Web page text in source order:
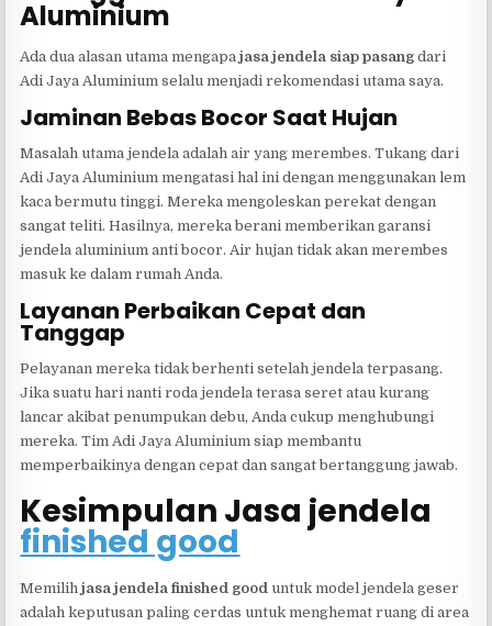
Aluminium
Ada dua alasan utama mengapajasa jendela siap pasang dari
Adi Jaya Aluminium selalu menjadi rekomendasi utama saya.
Jaminan Bebas Bocor Saat Hujan
Masalah utama jendela adalah air yang merembes. Tukang dari
Adi Jaya Aluminium mengatasi hal ini dengan menggunakan lem
kaca bermutu tinggi. Mereka mengoleskan perekat dengan
sangat teliti. Hasilnya, mereka berani memberikan garansi
jendela aluminium anti bocor. Air hujan tidak akan merembes
masuk ke dalam rumah Anda.
Layanan Perbaikan Cepat dan
Tanggap
Pelayanan mereka tidak berhenti setelah jendela terpasang.
Jika suatu hari nanti roda jendela terasa seret atau kurang
lancar akibat penumpukan debu, Anda cukup menghubungi
mereka. Tim Adi Jaya Aluminium siap membantu
memperbaikinya dengan cepat dan sangat bertanggung jawab.
Kesimpulan Jasa jendela
finished good
Memilihjasa jendelafinished good untuk model jendela geser
adalah keputusan paling cerdas untuk menghemat ruang di area